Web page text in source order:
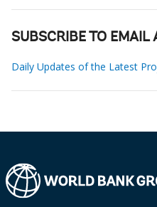
SUBSCRIBE TO EMAIL
Daily Updates of the Latest